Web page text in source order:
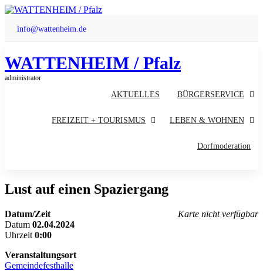
Zum
springen
info@wattenheim.de
WATTENHEIM / Pfalz
administrator
AKTUELLES BÜRGERSERVICE
FREIZEIT + TOURISMUS LEBEN & WOHNEN
Dorfmoderation
Lust auf einen Spaziergang
Karte nicht verfügbar
Datum/Zeit
Datum 02.04.2024
Uhrzeit 0:00
Veranstaltungsort
Gemeindefesthalle